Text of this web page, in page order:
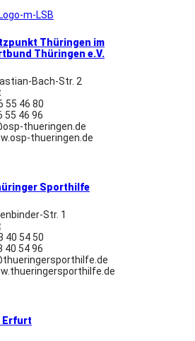
Thüringen im
Thüringen e.V.
Bach-Str. 2
55 46 80
55 46 96
thueringen.de
thueringen.de
Sporthilfe
Str. 1
40 54 50
40 54 96
Erfurt